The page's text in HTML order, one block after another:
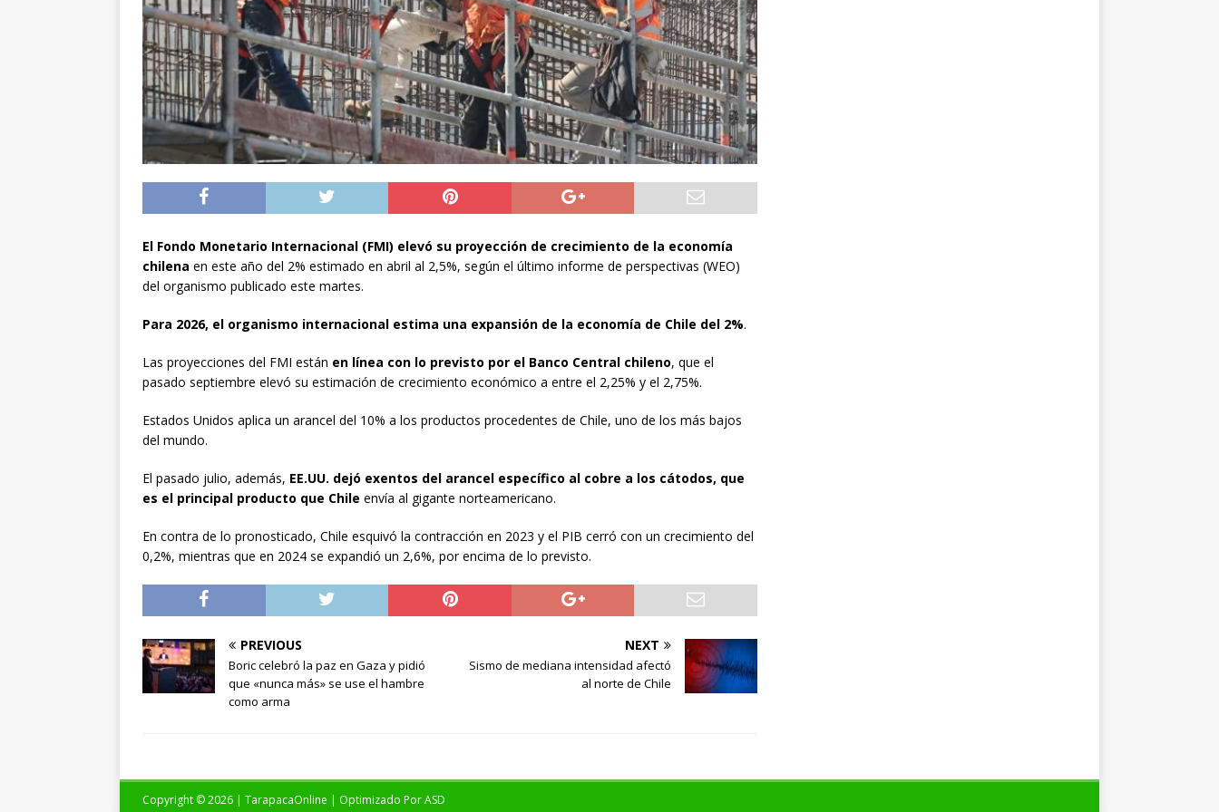
preventiva en la región
POLICIAL
[ 06/08/2026 ] El papa León XIV viajará a Uruguay, Argentina y Perú del 6 al 17 de
noviembre
INTERNACIONAL
[ 07/08/2026 ]
Diputado Jofré oficia a la SCJ para fiscalizar el impacto fiscal en la
Municipalidad y el GORE Tarapacá
DEPORTES
El Fondo Monetario Internacional (FMI) elevó su proyección de crecimiento de la economía
chilena en este año del 2% estimado en abril al 2,5%, según el último informe de perspectivas (WEO)
del organismo publicado este martes.
Para 2026, el organismo internacional estima una expansión de la economía de Chile del 2%.
Las proyecciones del FMI están en línea con lo previsto por el Banco Central chileno, que el
pasado septiembre elevó su estimación de crecimiento económico a entre el 2,25% y el 2,75%.
Estados Unidos aplica un arancel del 10% a los productos procedentes de Chile, uno de los más bajos
del mundo.
El pasado julio, además, EE.UU. dejó exentos del arancel específico al cobre a los cátodos, que
es el principal producto que Chile envía al gigante norteamericano.
En contra de lo pronosticado, Chile esquivó la contracción en 2023 y el PIB cerró con un crecimiento del
0,2%, mientras que en 2024 se expandió un 2,6%, por encima de lo previsto.
PREVIOUS
Boric celebró la paz en Gaza y pidió
que «nunca más» se use el hambre
como arma
NEXT
Sismo de mediana intensidad afectó
al norte de Chile
Copyright © 2026 | TarapacaOnline | Optimizado PorASD